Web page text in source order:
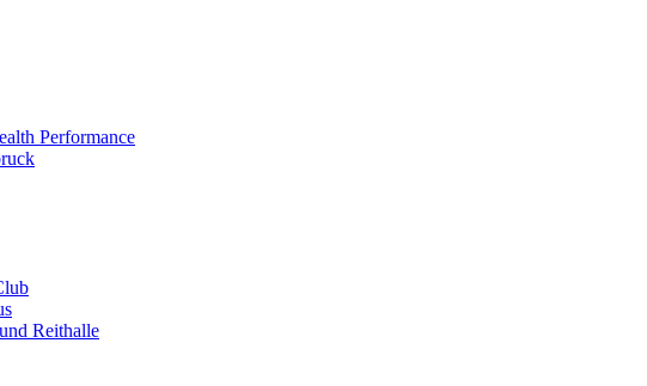
Performance
Reithalle